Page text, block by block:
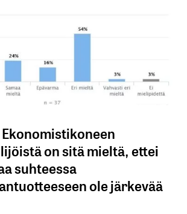
on sitä mieltä, ettei
suhteessa
ole järkevää